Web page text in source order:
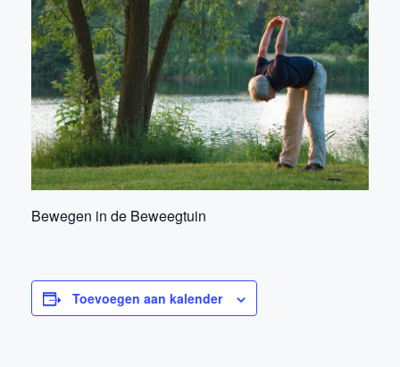
Bewegen in de Beweegtuin
Toevoegen aan kalender